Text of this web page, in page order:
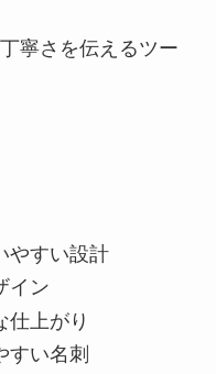
寧さを伝えるツー
やすい設計
イン
仕上がり
すい名刺